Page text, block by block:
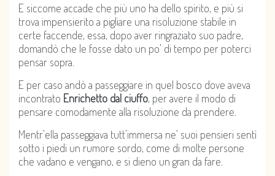
E siccome accade che più uno ha dello spirito, e più si
trova impensierito a pigliare una risoluzione stabile in
certe faccende, essa, dopo aver ringraziato suo padre,
domandò che le fosse dato un po’ di tempo per poterci
pensar sopra.
E per caso andò a passeggiare in quel bosco dove aveva
incontrato Enrichetto dal ciuffo, per avere il modo di
pensare comodamente alla risoluzione da prendere.
Mentr’ella passeggiava tutt’immersa ne’ suoi pensieri sentì
sotto i piedi un rumore sordo, come di molte persone
che vadano e vengano, e si dieno un gran da fare.